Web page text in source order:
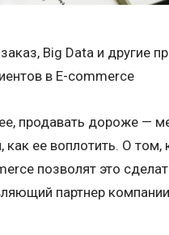
Big Data и другие
в E-commerce
продавать дороже —
ее воплотить. О том,
позволят это
партнер